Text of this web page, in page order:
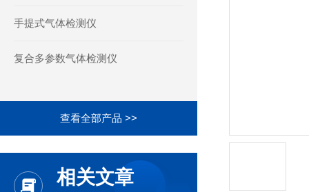
手提式气体检测仪
复合多参数气体检测仪
查看全部产品 >>
相关文章